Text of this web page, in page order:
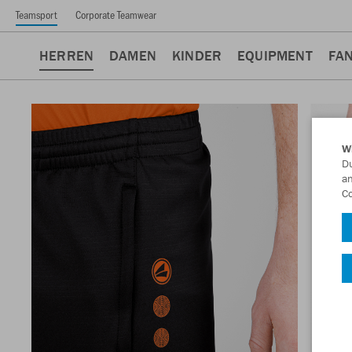
Teamsport Corporate Teamwear
HERREN DAMEN KINDER EQUIPMENT